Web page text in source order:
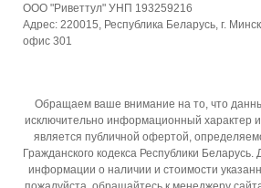
ООО "Риветтул" УНП 193259216
Адрес: 220015, Республика Беларусь, г.
офис 301
Обращаем ваше внимание на то, что
исключительно информационный характер и
является публичной офертой,
Гражданского кодекса Республики
информации о наличии и стоимости